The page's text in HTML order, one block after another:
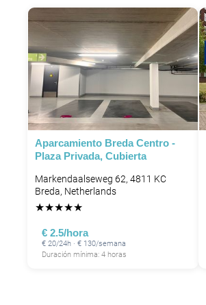
Aparcamiento Breda Centro -
Plaza Privada, Cubierta
Markendaalseweg 62, 4811 KC
Breda, Netherlands
★★★★★
€ 2.5/hora
€ 20/24h · € 130/semana
Duración mínima: 4 horas